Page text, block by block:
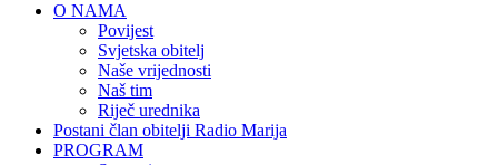
O NAMA
Povijest
Svjetska obitelj
Naše vrijednosti
Naš tim
Riječ urednika
Postani član obitelji Radio Marija
PROGRAM